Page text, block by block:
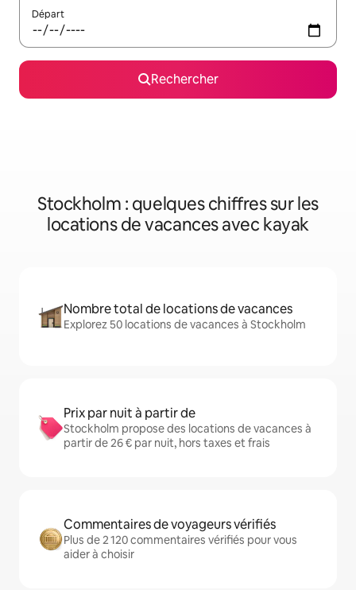
Départ
Rechercher
Stockholm : quelques chiffres sur les
locations de vacances avec kayak
Nombre total de locations de vacances
Explorez 50 locations de vacances à Stockholm
Prix par nuit à partir de
Stockholm propose des locations de vacances à
partir de 26 € par nuit, hors taxes et frais
Commentaires de voyageurs vérifiés
Plus de 2 120 commentaires vérifiés pour vous
aider à choisir